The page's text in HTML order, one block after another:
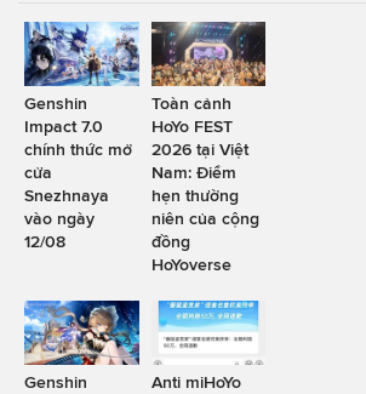
Genshin
Impact 7.0
chính thức mở
cửa
Snezhnaya
vào ngày
12/08
Toàn cảnh
HoYo FEST
2026 tại Việt
Nam: Điểm
hẹn thường
niên của cộng
đồng
HoYoverse
Genshin
Anti miHoYo